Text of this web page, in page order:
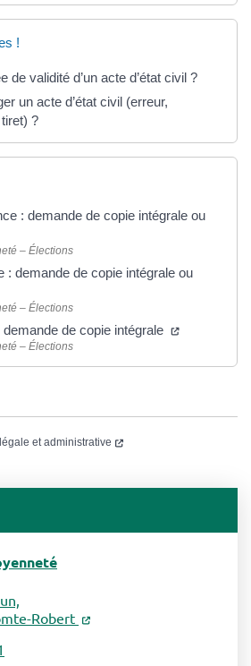
!
de validité d’un acte d’état civil ?
un acte d’état civil (erreur,
?
: demande de copie intégrale ou
– Élections
: demande de copie intégrale ou
– Élections
de copie intégrale
– Élections
et administrative
Robert